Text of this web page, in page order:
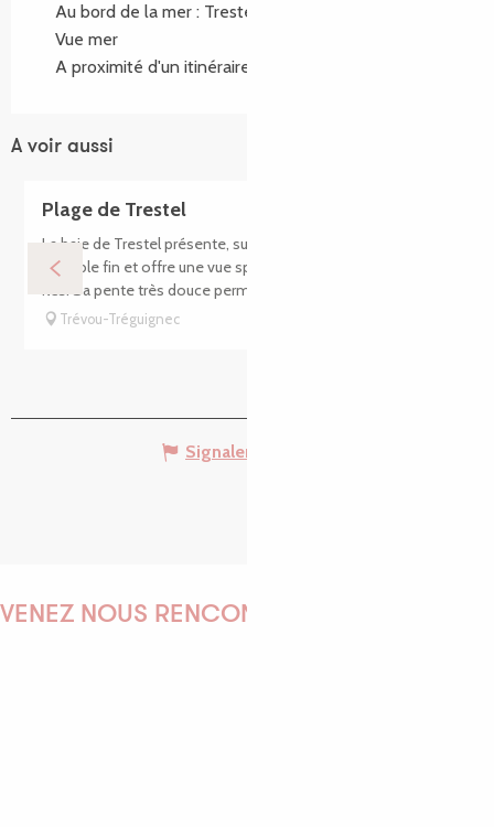
Au bord de la mer : Trestel
Vue mer
A proximité d'un itinéraire de randonnée :
A voir aussi
Plage de Trestel
La baie de Trestel présente, sur 1 km, une magnifique plage
de sable fin et offre une vue splendide sur Tomé et les 7
îles. Sa pente très douce permet en toute sécurité jeux et...
Trévou-Tréguignec
Signaler une erreur
VENEZ NOUS RENCONTRER !